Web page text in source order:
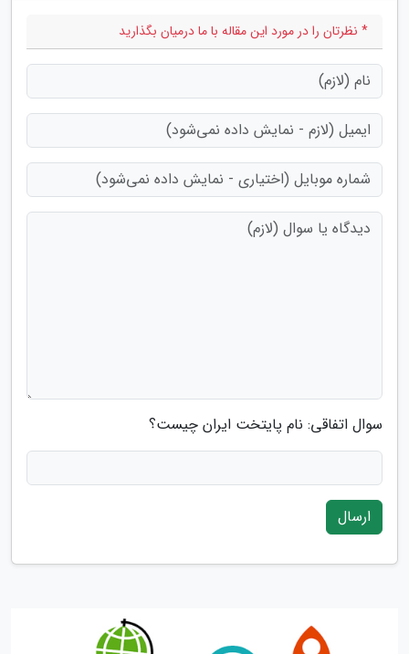
* نظرتان را در مورد این مقاله با ما درمیان بگذارید
سوال اتفاقی: نام پایتخت ایران چیست؟
ارسال